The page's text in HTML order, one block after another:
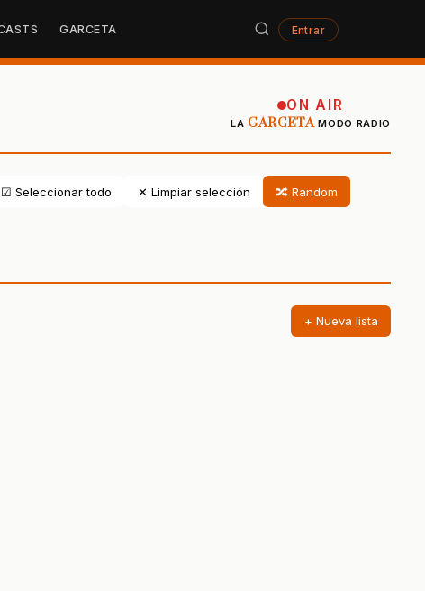
GARCETA Entrar
ON AIR
LA GARCETAMODO RADIO
☑ Seleccionar todo ✕ Limpiar selección 🔀 Random
+ Nueva lista